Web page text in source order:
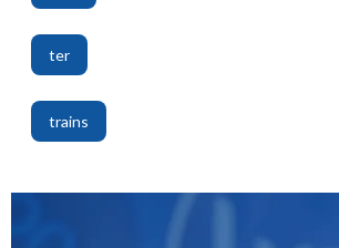
,
ter
,
trains